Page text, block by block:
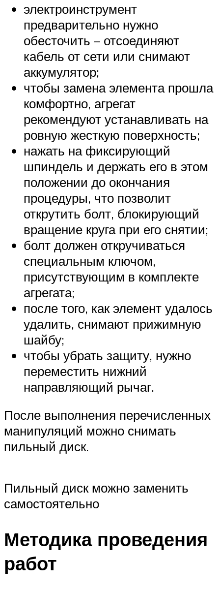
электроинструмент
предварительно нужно
обесточить – отсоединяют
кабель от сети или снимают
аккумулятор;
чтобы замена элемента прошла
комфортно, агрегат
рекомендуют устанавливать на
ровную жесткую поверхность;
нажать на фиксирующий
шпиндель и держать его в этом
положении до окончания
процедуры, что позволит
открутить болт, блокирующий
вращение круга при его снятии;
болт должен откручиваться
специальным ключом,
присутствующим в комплекте
агрегата;
после того, как элемент удалось
удалить, снимают прижимную
шайбу;
чтобы убрать защиту, нужно
переместить нижний
направляющий рычаг.
После выполнения перечисленных
манипуляций можно снимать
пильный диск.
Пильный диск можно заменить
самостоятельно
Методика проведения
работ